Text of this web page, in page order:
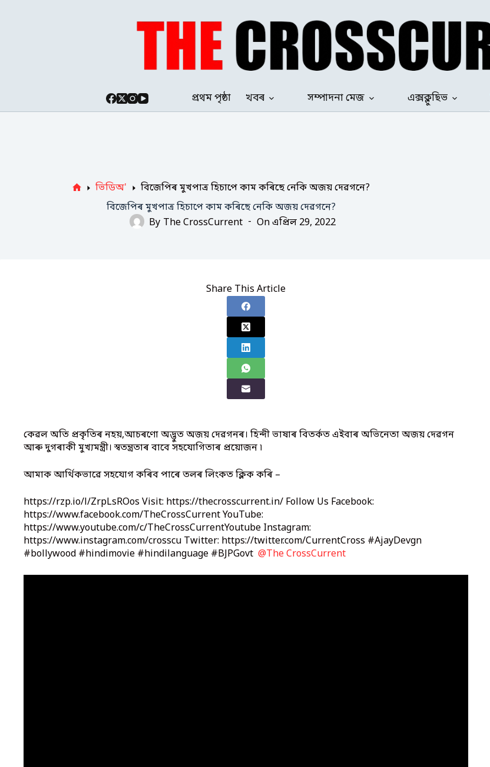
প্ৰথম পৃষ্ঠা খবৰ সম্পাদনা মেজ এক্সক্লুছিভ
ভিডিঅ'
বিজেপিৰ মুখপাত্ৰ হিচাপে কাম কৰিছে নেকি অজয় দেৱগনে?
বিজেপিৰ মুখপাত্ৰ হিচাপে কাম কৰিছে নেকি অজয় দেৱগনে?
By The CrossCurrent On এপ্ৰিল 29, 2022
Share This Article
কেৱল অতি প্ৰকৃতিৰ নহয়,আচৰণো অদ্ভুত অজয় দেৱগনৰ। হিন্দী ভাষাৰ বিতৰ্কত এইবাৰ অভিনেতা অজয় দেৱগন
আৰু দুগৰাকী মুখ্যমন্ত্ৰী। স্বতন্ত্ৰতাৰ বাবে সহযোগিতাৰ প্ৰয়োজন ৷
আমাক আৰ্থিকভাৱে সহযোগ কৰিব পাৰে তলৰ লিংকত ক্লিক কৰি –
https://rzp.io/l/ZrpLsROos Visit: https://thecrosscurrent.in/ Follow Us Facebook:
https://www.facebook.com/TheCrossCurrent YouTube:
https://www.youtube.com/c/TheCrossCurrentYoutube Instagram:
https://www.instagram.com/crosscu Twitter: https://twitter.com/CurrentCross #AjayDevgn
#bollywood #hindimovie #hindilanguage #BJPGovt @The CrossCurrent